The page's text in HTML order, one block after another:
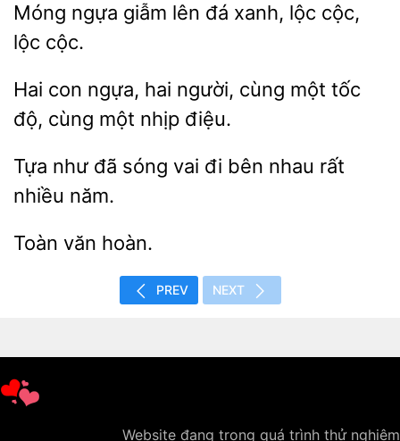
Móng ngựa
đá xanh, lộc
lộc cộc.
Hai con
hai người, cùng một
độ, cùng một nhịp
như đã
vai đi bên nhau
nhiều năm.
PREV NEXT
Website đang trong quá trình thử nghiệm